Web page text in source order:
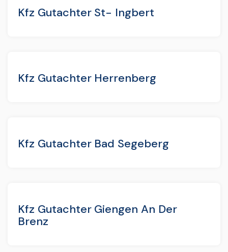
Kfz Gutachter St- Ingbert
Kfz Gutachter Herrenberg
Kfz Gutachter Bad Segeberg
Kfz Gutachter Giengen An Der
Brenz